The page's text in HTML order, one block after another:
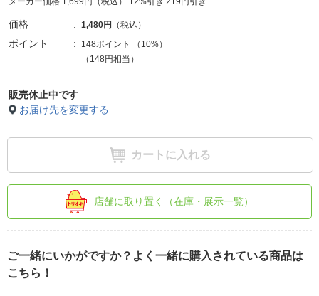
価格 1,480円 （税込）
ポイント 148ポイント （ 10%）
（148円相当）
販売休止中です
お届け先を変更する
カートに入れる
店舗に取り置く（在庫・展示一覧）
ご一緒にいかがですか？よく一緒に購入されている商品は
こちら！